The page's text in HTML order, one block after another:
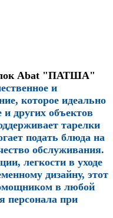
Abat "ПАТША"
и
которое идеально
и других объектов
тарелки
подать блюда на
обслуживания.
легкости в уходе
дизайну, этот
в любой
персонала при